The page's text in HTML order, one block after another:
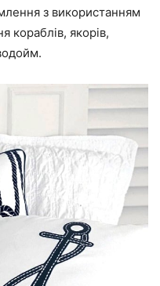
з використанням
кораблів, якорів,